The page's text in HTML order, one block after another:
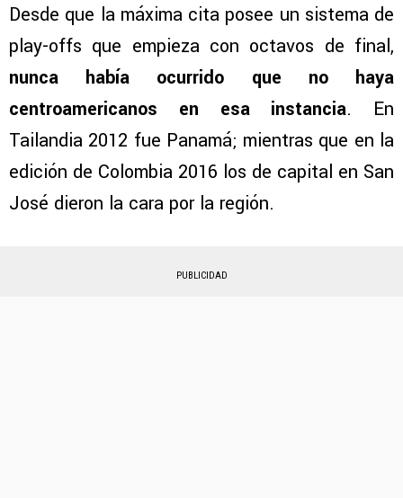
Desde que la máxima cita posee un sistema de
play-offs que empieza con octavos de final,
nunca había ocurrido que no haya
centroamericanos en esa instancia. En
Tailandia 2012 fue Panamá; mientras que en la
edición de Colombia 2016 los de capital en San
José dieron la cara por la región.
PUBLICIDAD